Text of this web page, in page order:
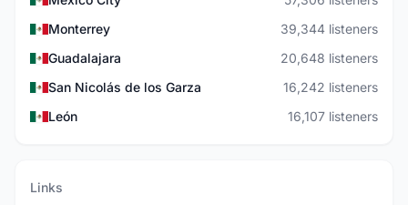
Monterrey
39,344 listeners
Guadalajara
20,648 listeners
San Nicolás de los Garza
16,242 listeners
León
16,107 listeners
Links